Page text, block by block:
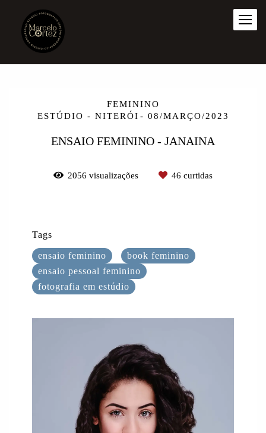
FEMININO
ESTÚDIO - NITERÓI
08/MARÇO/2023
ENSAIO FEMININO - JANAINA
2056 visualizações 46 curtidas
Tags
ensaio feminino
book feminino
ensaio pessoal feminino
fotografia em estúdio